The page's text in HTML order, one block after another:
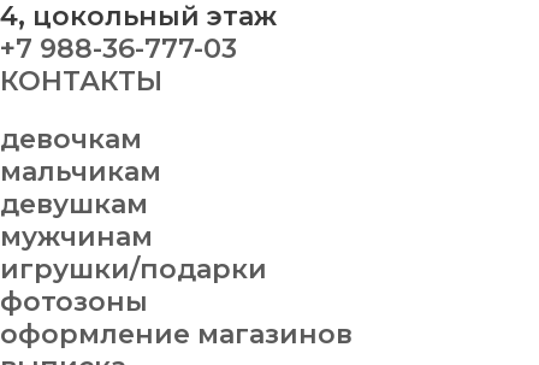
4, цокольный этаж
+7 988-36-777-03
КОНТАКТЫ
девочкам
мальчикам
девушкам
мужчинам
игрушки/подарки
фотозоны
оформление магазинов